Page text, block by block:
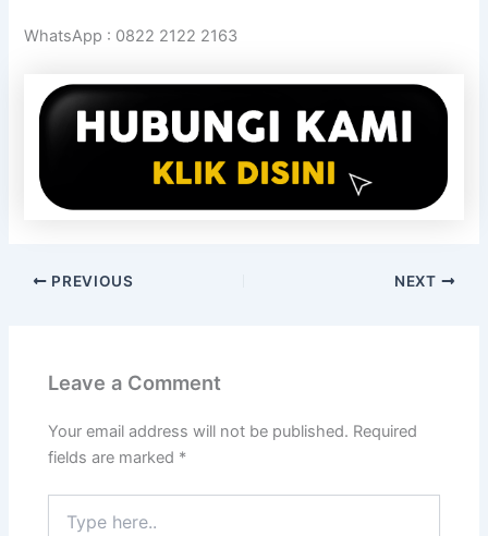
WhatsApp : 0822 2122 2163
PREVIOUS NEXT
Leave a Comment
Your email address will not be published. Required
fields are marked *
here..